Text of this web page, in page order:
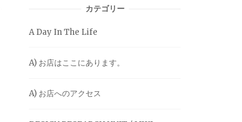
カテゴリー
A Day In The Life
A) お店はここにあります。
A) お店へのアクセス